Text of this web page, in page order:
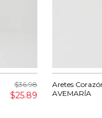
$36.98
$25.89
Aretes
AVEMARÍA